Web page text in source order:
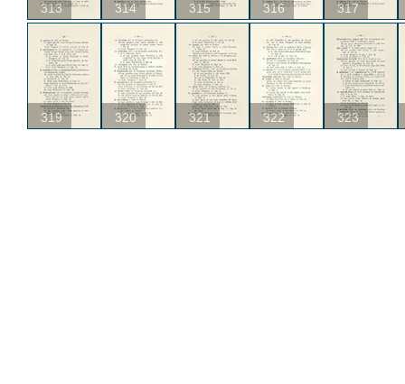
313 314 315 316 317
319 320 321 322 323